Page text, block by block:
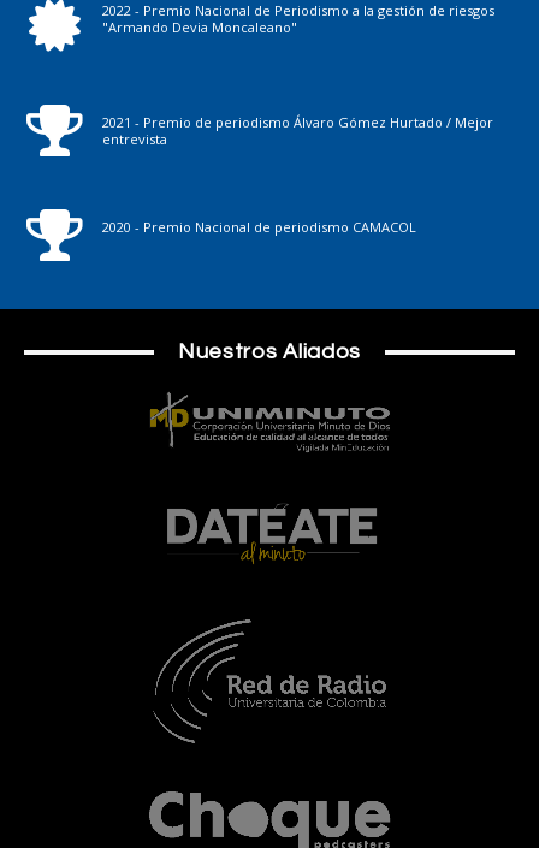
2022 - Premio Nacional de Periodismo a la gestión de riesgos
"Armando Devia Moncaleano"
2021 - Premio de periodismo Álvaro Gómez Hurtado / Mejor
entrevista
2020 - Premio Nacional de periodismo CAMACOL
Nuestros Aliados